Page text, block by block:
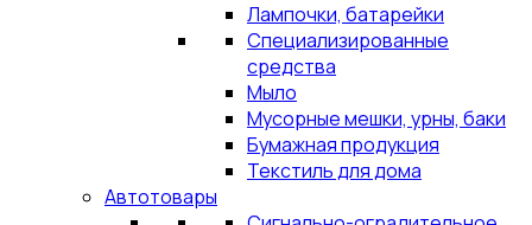
Лампочки, батарейки
Специализированные
средства
Мыло
Мусорные мешки, урны, баки
Бумажная продукция
Текстиль для дома
Автотовары